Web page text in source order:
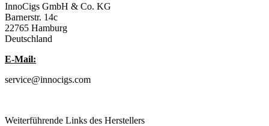
InnoCigs GmbH & Co. KG
Barnerstr. 14c
22765 Hamburg
Deutschland
E-Mail:
service@innocigs.com
Weiterführende Links des Herstellers